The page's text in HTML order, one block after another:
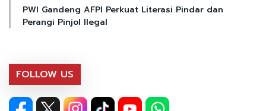
PWI Gandeng AFPI Perkuat Literasi Pindar dan
Perangi Pinjol Ilegal
FOLLOW US